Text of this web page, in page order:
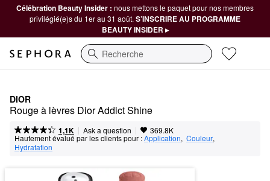
Célébration Beauty Insider : nous mettons le paquet pour nos membres
privilégié(e)s du 1er au 31 août. S’INSCRIRE AU PROGRAMME
BEAUTY INSIDER ▸
Recherche
DIOR
Rouge à lèvres Dior Addict Shine
1,1K | Ask a question | 369.8K
Hautement évalué par les clients pour :Application, Couleur,
Hydratation